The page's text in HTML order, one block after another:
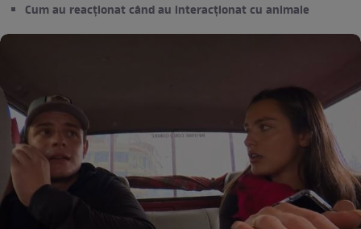
Cum au reacționat când au interacționat cu animale